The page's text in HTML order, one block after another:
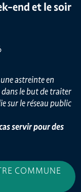
end et le soir
astreinte en
dans le but de traiter
sur le réseau public
servir pour des
COMMUNE